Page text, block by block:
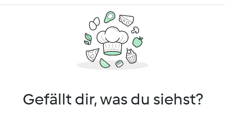
Gefällt dir, was du siehst?